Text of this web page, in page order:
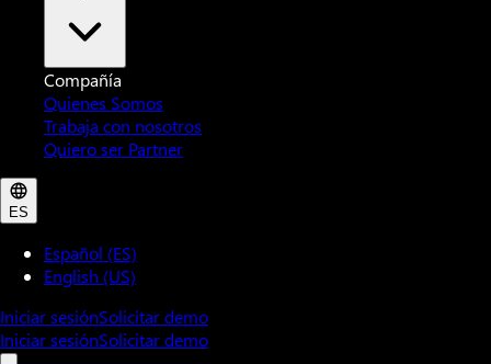
Compañía
Quienes Somos
Trabaja con nosotros
Quiero ser Partner
ES
Español (ES)
English (US)
Iniciar sesiónSolicitar demo
Iniciar sesiónSolicitar demo